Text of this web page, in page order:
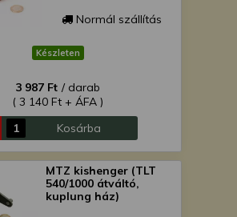
Normál szállítás
Készleten
3 987 Ft / darab
( 3 140 Ft + ÁFA )
Kosárba
MTZ kishenger (TLT
540/1000 átváltó,
kuplung ház)